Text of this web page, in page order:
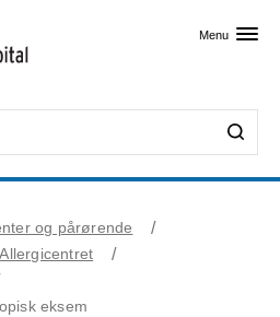
Menu
og pårørende
Allergicentret
eksem